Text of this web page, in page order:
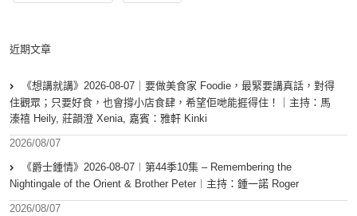
近期文章
《想講就講》2026-08-07｜要做美食家 Foodie，最緊要講真話，對得
住觀眾；只要好食，也會撐小店食肆，希望佢哋能捱得住！｜主持：馬
溱禧 Heily, 莊韻澄 Xenia, 嘉賓：雅軒 Kinki
2026/08/07
《爵士鍾情》2026-08-07︱第44季10集 – Remembering the
Nightingale of the Orient & Brother Peter︱主持：鍾一諾 Roger
2026/08/07